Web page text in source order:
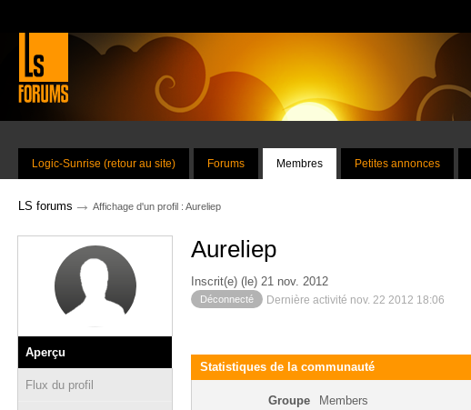
Logic-Sunrise (retour au site) Forums Membres Petites annonces
LS forums → Affichage d'un profil : Aureliep
Aperçu
Flux du profil
Aureliep
Inscrit(e) (le) 21 nov. 2012
Déconnecté Dernière activité nov. 22 2012 18:06
Statistiques de la communauté
Groupe
Members